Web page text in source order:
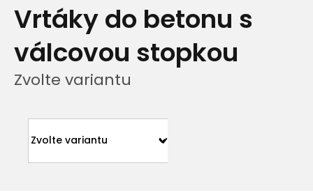
Vrtáky do betonu s
válcovou stopkou
Zvolte variantu